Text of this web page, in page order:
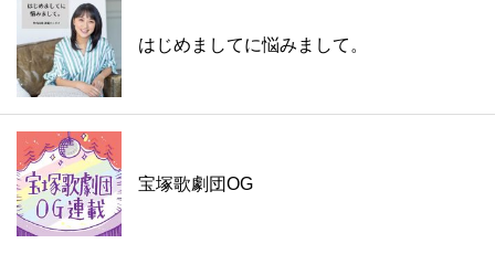
はじめましてに悩みまして。
宝塚歌劇団OG